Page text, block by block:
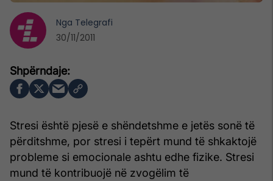
Stresi është pjesë e shëndetshme e jetës sonë të
përditshme, por stresi i tepërt mund të shkaktojë
probleme si emocionale ashtu edhe fizike. Stresi
mund të kontribuojë në zvogëlim të
Nga Telegrafi
30/11/2011